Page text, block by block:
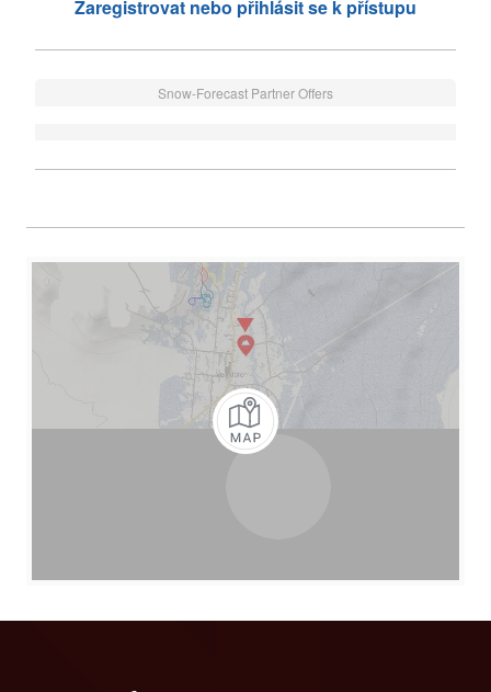
Zaregistrovat nebo přihlásit se k přístupu
Snow-Forecast Partner Offers